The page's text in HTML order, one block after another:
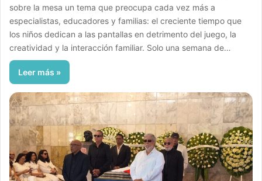
sobre la mesa un tema que preocupa cada vez más a
especialistas, educadores y familias: el creciente tiempo que
los niños dedican a las pantallas en detrimento del juego, la
creatividad y la interacción familiar. Solo una semana de…
Leer más »